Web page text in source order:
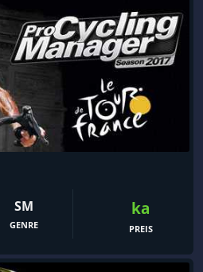
SM
GENRE
ka
PREIS